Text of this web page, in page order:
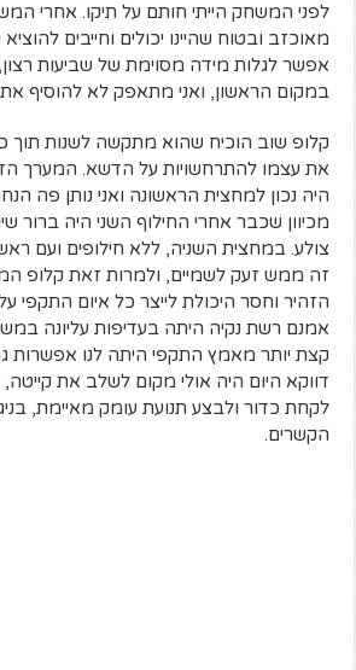
לפני המשחק הייתי חותם על תיקו. אחרי
מאוכזב ובטוח שהיינו יכולים וחייבים להוציא
אפשר לגלות מידה מסוימת של שביעות רצון,
במקום הראשון, ואני מתאפק לא להוסיף את
קלופ שוב הוכיח שהוא מתקשה לשנות תוך
את עצמו להתרחשויות על הדשא. המערך
היה נכון למחצית הראשונה ואני נותן פה
מכיוון שכבר אחרי החילוף השני היה ברור
צולע. במחצית השניה, ללא חילופים ועם
זה ממש זעק לשמיים, ולמרות זאת קלופ
הזהיר וחסר היכולת לייצר כל איום התקפי על
אמנם רשת נקיה היתה בעדיפות עליונה
קצת יותר מאמץ התקפי היתה לנו אפשרות
דווקא היום היה אולי מקום לשלב את
לקחת כדור ולבצע תנועת עומק מאיימת,
הקשרים.